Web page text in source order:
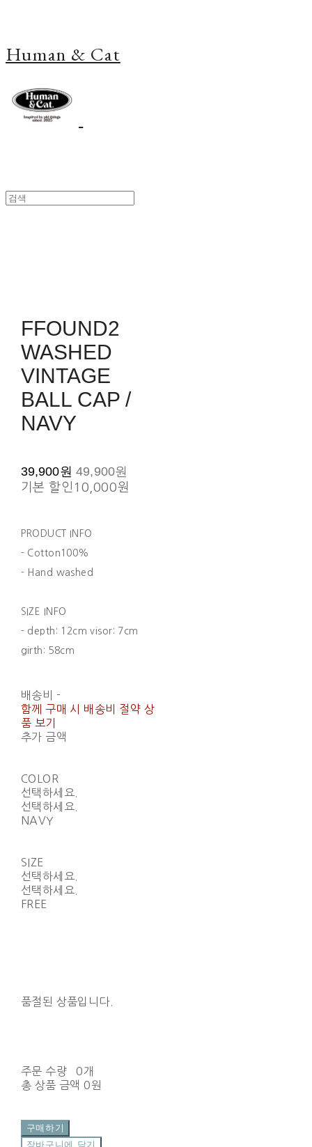
Human & Cat
FFOUND2
WASHED
VINTAGE
BALL CAP /
NAVY
39,900원49,900원
기본 할인 10,000원
PRODUCT INFO
- Cotton100%
- Hand washed
SIZE INFO
- depth: 12cm visor: 7cm
girth: 58cm
배송비 -
함께 구매 시 배송비 절약 상
품 보기
추가 금액
COLOR
선택하세요.
선택하세요.
NAVY
SIZE
선택하세요.
선택하세요.
FREE
품절된 상품입니다.
주문 수량
0개
총 상품 금액 0원
구매하기
장바구니에 담기